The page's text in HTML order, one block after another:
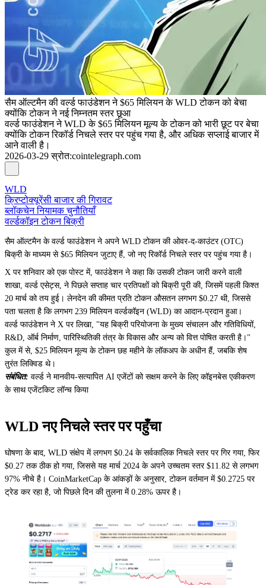
सैम ऑल्टमैन की वर्ल्ड फाउंडेशन ने $65 मिलियन के WLD टोकन को बेचा
क्योंकि टोकन ने नई निम्नतम स्तर छूआ
वर्ल्ड फाउंडेशन ने WLD के $65 मिलियन मूल्य के टोकन को भारी छूट पर बेचा
क्योंकि टोकन रिकॉर्ड निचले स्तर पर पहुंच गया है, और अधिक सप्लाई बाजार में
आने वाली है।
2026-03-29 स्रोत:cointelegraph.com
WLD
क्रिप्टोक्यूरेंसी बाजार की गिरावट
ब्लॉकचेन नियामक चुनौतियाँ
वर्ल्डकॉइन टोकन बिक्री
सैम ऑल्टमैन के वर्ल्ड फाउंडेशन ने अपने WLD टोकन की ओवर-द-काउंटर (OTC)
बिक्री के माध्यम से $65 मिलियन जुटाए हैं, जो नए रिकॉर्ड निचले स्तर पर पहुंच गया है।
X पर शनिवार को एक पोस्ट में, फाउंडेशन ने कहा कि उसकी टोकन जारी करने वाली
शाखा, वर्ल्ड एसेट्स, ने पिछले सप्ताह चार प्रतिपक्षों को बिक्री पूरी की, जिसमें पहली किश्त
20 मार्च को तय हुई। लेनदेन की कीमत प्रति टोकन औसतन लगभग $0.27 थी, जिससे
पता चलता है कि लगभग 239 मिलियन वर्ल्डकॉइन (WLD) का आदान-प्रदान हुआ।
वर्ल्ड फाउंडेशन ने X पर लिखा, "यह बिक्री परियोजना के मुख्य संचालन और गतिविधियों,
R&D, ऑर्ब निर्माण, पारिस्थितिकी तंत्र के विकास और अन्य को वित्त पोषित करती है।"
कुल में से, $25 मिलियन मूल्य के टोकन छह महीने के लॉकअप के अधीन हैं, जबकि शेष
तुरंत लिक्विड थे।
संबंधित: वर्ल्ड ने मानवीय-सत्यापित AI एजेंटों को सक्षम करने के लिए कॉइनबेस एकीकरण
के साथ एजेंटकिट लॉन्च किया
WLD नए निचले स्तर पर पहुँचा
घोषणा के बाद, WLD संक्षेप में लगभग $0.24 के सर्वकालिक निचले स्तर पर गिर गया, फिर
$0.27 तक ठीक हो गया, जिससे यह मार्च 2024 के अपने उच्चतम स्तर $11.82 से लगभग
97% नीचे है। CoinMarketCap के आंकड़ों के अनुसार, टोकन वर्तमान में $0.2725 पर
ट्रेड कर रहा है, जो पिछले दिन की तुलना में 0.28% ऊपर है।